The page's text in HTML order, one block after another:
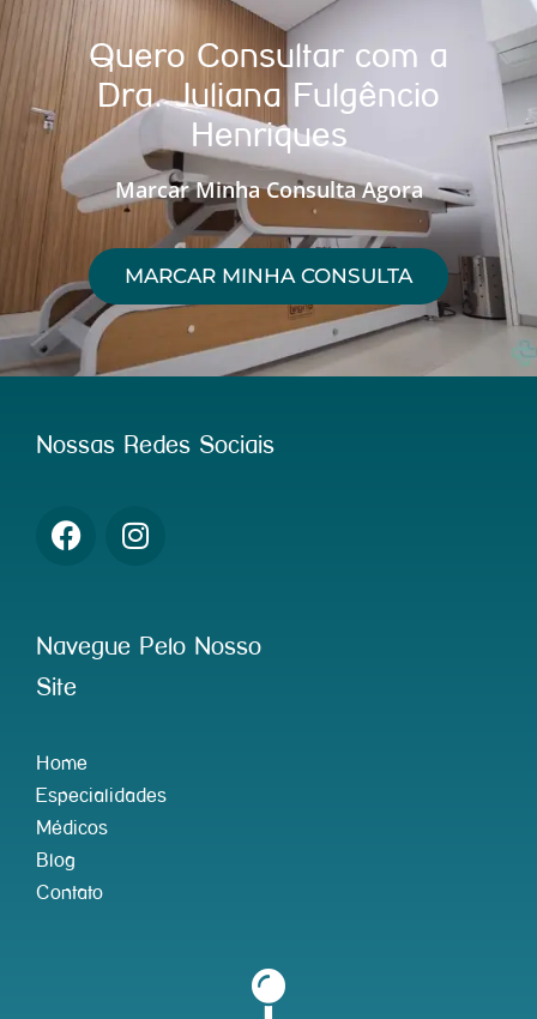
Quero Consultar com a
Dra. Juliana Fulgêncio
Henriques
Marcar Minha Consulta Agora
MARCAR MINHA CONSULTA
Nossas Redes Sociais
Navegue Pelo Nosso
Site
Home
Especialidades
Médicos
Blog
Contato